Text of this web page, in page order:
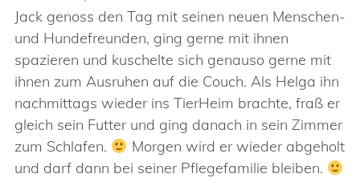
Jack genoss den Tag mit seinen neuen Menschen-
und Hundefreunden, ging gerne mit ihnen
spazieren und kuschelte sich genauso gerne mit
ihnen zum Ausruhen auf die Couch. Als Helga ihn
nachmittags wieder ins TierHeim brachte, fraß er
gleich sein Futter und ging danach in sein Zimmer
zum Schlafen.
Morgen wird er wieder abgeholt
und darf dann bei seiner Pflegefamilie bleiben.